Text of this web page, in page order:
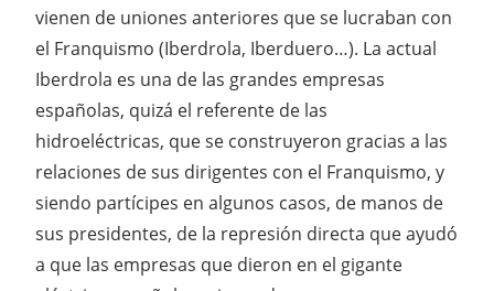
vienen de uniones anteriores que se lucraban con
el Franquismo (Iberdrola, Iberduero…). La actual
Iberdrola es una de las grandes empresas
españolas, quizá el referente de las
hidroeléctricas, que se construyeron gracias a las
relaciones de sus dirigentes con el Franquismo, y
siendo partícipes en algunos casos, de manos de
sus presidentes, de la represión directa que ayudó
a que las empresas que dieron en el gigante